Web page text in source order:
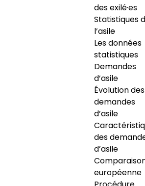
des exilé·es
Statistiques
l’asile
Les données
statistiques
Demandes
d’asile
Évolution des
demandes
d’asile
des
d’asile
européenne